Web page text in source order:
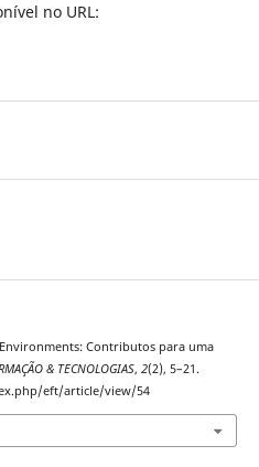
no URL:
Contributos para uma
& TECNOLOGIAS, 2(2), 5–21.
eft/article/view/54